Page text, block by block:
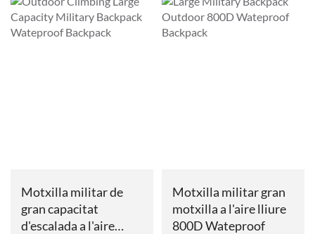
Motxilla militar de
gran capacitat
d'escalada a l'aire
Motxilla militar gran
motxilla a l'aire lliure
800D Wateproof